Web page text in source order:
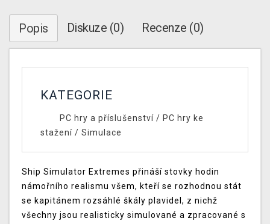
Popis Diskuze (0) Recenze (0)
KATEGORIE
PC hry a příslušenství/ PC hry ke
stažení / Simulace
Ship Simulator Extremes přináší stovky hodin
námořního realismu všem, kteří se rozhodnou stát
se kapitánem rozsáhlé škály plavidel, z nichž
všechny jsou realisticky simulované a zpracované s